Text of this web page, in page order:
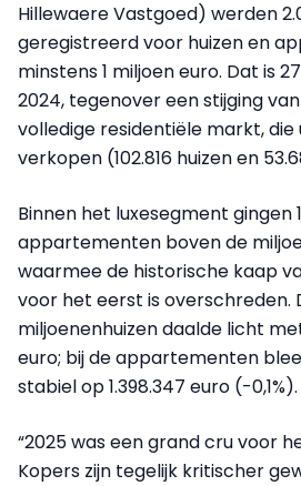
Hillewaere Vastgoed) werden
geregistreerd voor huizen en
minstens 1 miljoen euro. Dat is
2024, tegenover een stijging
volledige residentiële markt, die
verkopen (102.816 huizen en
Binnen het luxesegment gingen
appartementen boven de
waarmee de historische kaap
voor het eerst is overschreden.
miljoenenhuizen daalde licht met
euro; bij de appartementen
stabiel op 1.398.347 euro (-0,1%).
“2025 was een grand cru voor
Kopers zijn tegelijk kritischer